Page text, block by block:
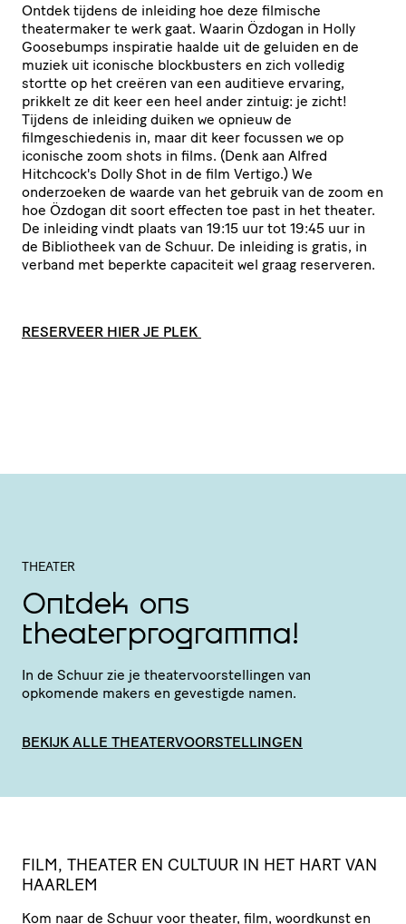
Ontdek tijdens de inleiding hoe deze filmische
theatermaker te werk gaat. Waarin Özdogan in Holly
Goosebumps inspiratie haalde uit de geluiden en de
muziek uit iconische blockbusters en zich volledig
stortte op het creëren van een auditieve ervaring,
prikkelt ze dit keer een heel ander zintuig: je zicht!
Tijdens de inleiding duiken we opnieuw de
filmgeschiedenis in, maar dit keer focussen we op
iconische zoom shots in films. (Denk aan Alfred
Hitchcock's Dolly Shot in de film Vertigo.) We
onderzoeken de waarde van het gebruik van de zoom en
hoe Özdogan dit soort effecten toe past in het theater.
De inleiding vindt plaats van 19:15 uur tot 19:45 uur in
de Bibliotheek van de Schuur. De inleiding is gratis, in
verband met beperkte capaciteit wel graag reserveren.
RESERVEER HIER JE PLEK
THEATER
Ontdek ons
theaterprogramma!
In de Schuur zie je thea­ter­voor­stel­lingen van
opkomende makers en gevestigde namen.
BEKIJK ALLE THEATERVOORSTELLINGEN
FILM, THEATER EN CULTUUR IN HET HART VAN
HAARLEM
Kom naar de Schuur voor theater, film, woordkunst en